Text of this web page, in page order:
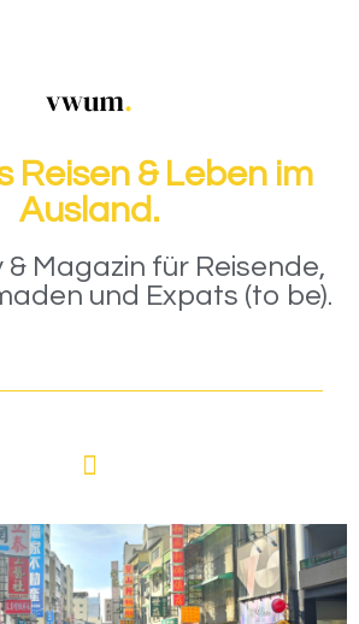
Reisen & Leben im
Ausland.
Magazin für Reisende,
und Expats (to be).